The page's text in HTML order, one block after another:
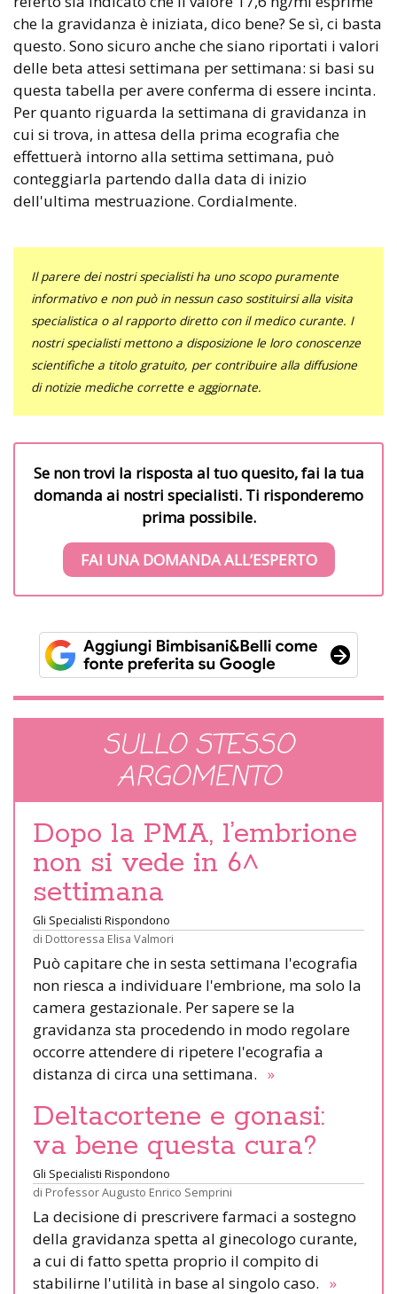
che la gravidanza è iniziata, dico bene? Se sì, ci basta
questo. Sono sicuro anche che siano riportati i valori
delle beta attesi settimana per settimana: si basi su
questa tabella per avere conferma di essere incinta.
Per quanto riguarda la settimana di gravidanza in
cui si trova, in attesa della prima ecografia che
effettuerà intorno alla settima settimana, può
conteggiarla partendo dalla data di inizio
dell'ultima mestruazione. Cordialmente.
Il parere dei nostri specialisti ha uno scopo puramente
informativo e non può in nessun caso sostituirsi alla visita
specialistica o al rapporto diretto con il medico curante. I
nostri specialisti mettono a disposizione le loro conoscenze
scientifiche a titolo gratuito, per contribuire alla diffusione
di notizie mediche corrette e aggiornate.
Se non trovi la risposta al tuo quesito, fai la tua
domanda ai nostri specialisti. Ti risponderemo
prima possibile.
FAI UNA DOMANDA ALL’ESPERTO
SULLO STESSO
ARGOMENTO
Dopo la PMA, l’embrione
non si vede in 6^
settimana
Gli Specialisti Rispondono
di Dottoressa Elisa Valmori
Può capitare che in sesta settimana l'ecografia
non riesca a individuare l'embrione, ma solo la
camera gestazionale. Per sapere se la
gravidanza sta procedendo in modo regolare
occorre attendere di ripetere l'ecografia a
distanza di circa una settimana. »
Deltacortene e gonasi:
va bene questa cura?
Gli Specialisti Rispondono
di Professor Augusto Enrico Semprini
La decisione di prescrivere farmaci a sostegno
della gravidanza spetta al ginecologo curante,
a cui di fatto spetta proprio il compito di
stabilirne l'utilità in base al singolo caso. »